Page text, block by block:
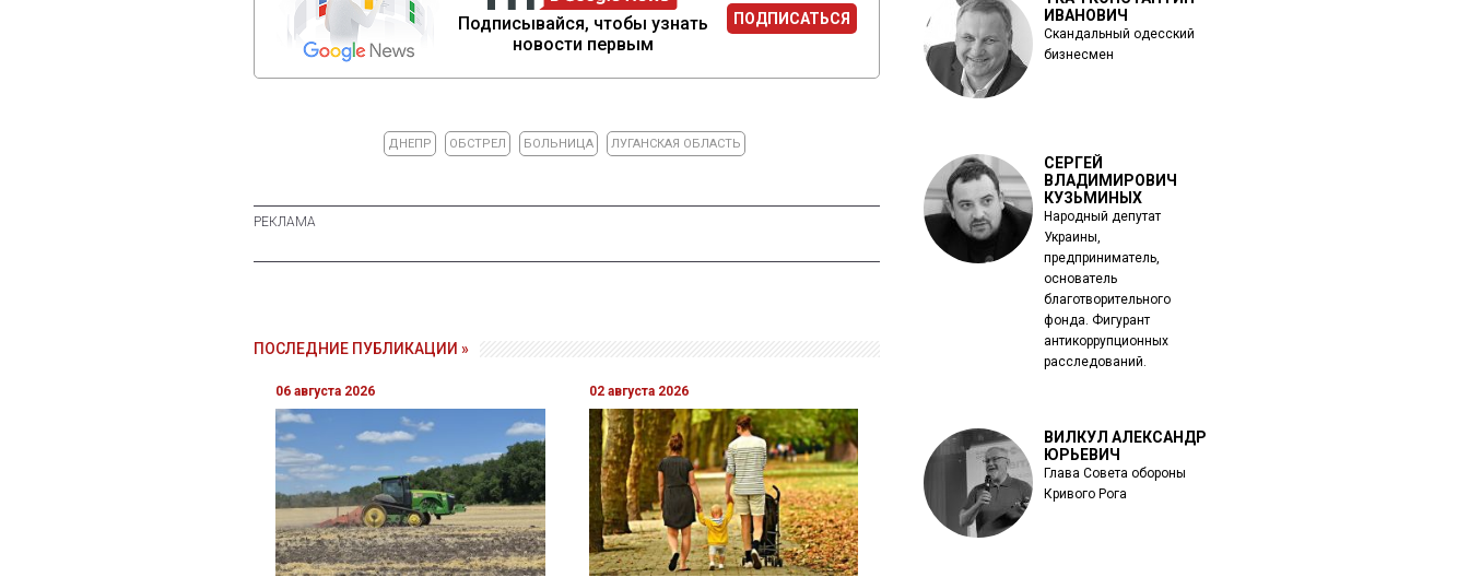
Подписывайся, чтобы узнать
новости первым
ПОДПИСАТЬСЯ
ДНЕПР ОБСТРЕЛ БОЛЬНИЦА ЛУГАНСКАЯ ОБЛАСТЬ
ПОСЛЕДНИЕ ПУБЛИКАЦИИ »
06 августа 2026 02 августа 2026
ИВАНОВИЧ
Скандальный одесский
бизнесмен
СЕРГЕЙ
ВЛАДИМИРОВИЧ
КУЗЬМИНЫХ
Народный депутат
Украины,
предприниматель,
основатель
благотворительного
фонда. Фигурант
антикоррупционных
расследований.
ВИЛКУЛ АЛЕКСАНДР
ЮРЬЕВИЧ
Глава Совета обороны
Кривого Рога